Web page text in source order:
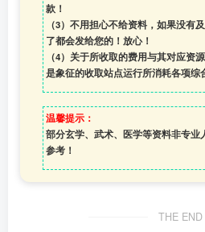
款！
（3） 不用担心不给资料，如果没有
了都会发给您的！放心！
（4） 关于所收取的费用与其对应资
是象征的收取站点运行所消耗各项综
温馨提示：
部分玄学、武术、医学等资料非专业
参考！
THE END